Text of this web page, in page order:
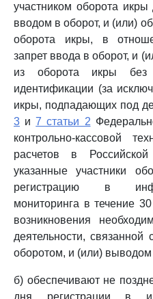
участником оборота икры
вводом в оборот, и (или)
оборота икры, в
запрет ввода в оборот, и
из оборота икры без
идентификации (за
икры, подпадающих под
3 и7 статьи 2
контрольно-кассовой
расчетов в
указанные участники
регистрацию в
мониторинга в течение
возникновения
деятельности,
оборотом, и (или) выводом
б) обеспечивают не
дня регистрации в